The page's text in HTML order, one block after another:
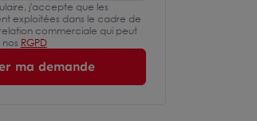
j'accepte que les
exploitées dans le cadre de
commerciale qui peut
RGPD
ma demande